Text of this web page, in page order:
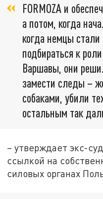
FORMOZA и
а потом, когда
когда немцы
подбираться к
Варшавы, они
замести следы –
собаками, убили
остальным так
– утверждает экс-
ссылкой на
силовых органах